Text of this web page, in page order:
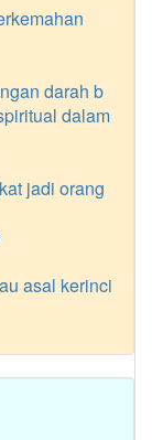
darah b
dalam
jadi orang
asal kerinci